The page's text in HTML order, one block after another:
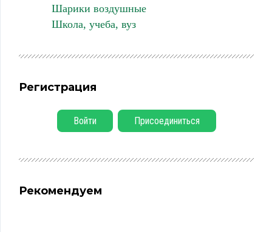
Шарики воздушные
Школа, учеба, вуз
Регистрация
Войти Присоединиться
Рекомендуем